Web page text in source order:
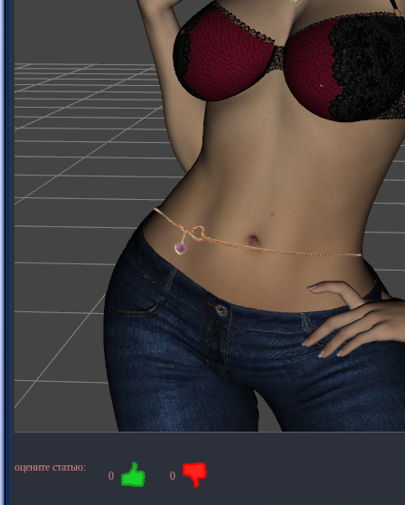
оцените статью:
0 0